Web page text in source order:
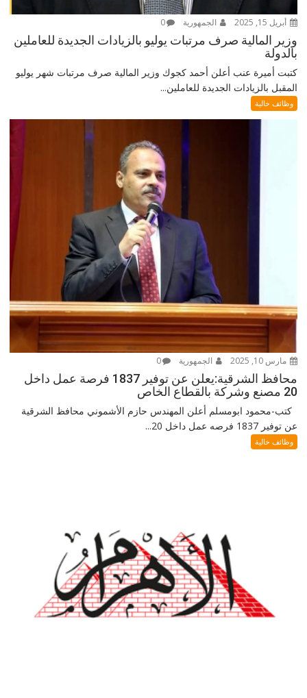
أبريل 15, 2025 الجمهورية 0
وزير المالية صرف مرتبات يوليو بالزيادات الجديدة للعاملين
بالدولة
كتبت أميرة عنب أعلن أحمد كجوك وزير المالية صرف مرتبات شهر يوليو
المقبل بالزيادات الجديدة للعاملين...
وظائف خالية
مارس 10, 2025 الجمهورية 0
محافظ الشرقية:يعلن عن توفير 1837 فرصة عمل داخل
20 مصنع وشركة بالقطاع الخاص
كتب-محمود ابومسلم أعلن المهندس حازم الأشموني محافظ الشرقية
عن توفير 1837 فرصه عمل داخل 20...
وظائف خالية